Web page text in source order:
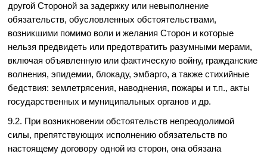
другой Стороной за задержку или невыполнение
обязательств, обусловленных обстоятельствами,
возникшими помимо воли и желания Сторон и которые
нельзя предвидеть или предотвратить разумными мерами,
включая объявленную или фактическую войну, гражданские
волнения, эпидемии, блокаду, эмбарго, а также стихийные
бедствия: землетрясения, наводнения, пожары и т.п., акты
государственных и муниципальных органов и др.
9.2. При возникновении обстоятельств непреодолимой
силы, препятствующих исполнению обязательств по
настоящему договору одной из сторон, она обязана